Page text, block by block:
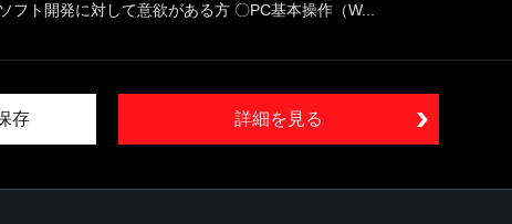
フト開発に対して意欲がある方 〇PC基本操作（W...
詳細を見る
存